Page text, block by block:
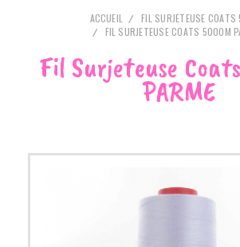
ACCUEIL
FIL SURJETEUSE
FIL SURJETEUSE COATS 5000M
Fil Surjeteuse
PARME